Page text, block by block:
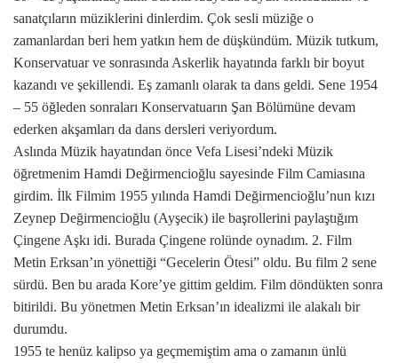
sanatçıların müziklerini dinlerdim. Çok sesli müziğe o
zamanlardan beri hem yatkın hem de düşkündüm. Müzik tutkum,
Konservatuar ve sonrasında Askerlik hayatında farklı bir boyut
kazandı ve şekillendi. Eş zamanlı olarak ta dans geldi. Sene 1954
– 55 öğleden sonraları Konservatuarın Şan Bölümüne devam
ederken akşamları da dans dersleri veriyordum.
Aslında Müzik hayatından önce Vefa Lisesi’ndeki Müzik
öğretmenim Hamdi Değirmencioğlu sayesinde Film Camiasına
girdim. İlk Filmim 1955 yılında Hamdi Değirmencioğlu’nun kızı
Zeynep Değirmencioğlu (Ayşecik) ile başrollerini paylaştığım
Çingene Aşkı idi. Burada Çingene rolünde oynadım. 2. Film
Metin Erksan’ın yönettiği “Gecelerin Ötesi” oldu. Bu film 2 sene
sürdü. Ben bu arada Kore’ye gittim geldim. Film döndükten sonra
bitirildi. Bu yönetmen Metin Erksan’ın idealizmi ile alakalı bir
durumdu.
1955 te henüz kalipso ya geçmemiştim ama o zamanın ünlü